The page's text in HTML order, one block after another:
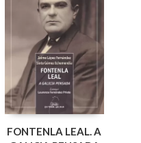
FONTENLA LEAL. A